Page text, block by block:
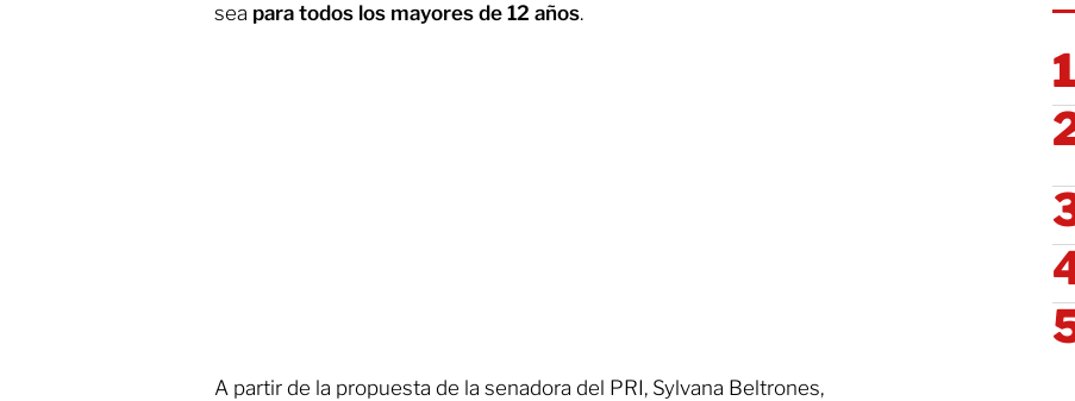
sea para todos los mayores de 12 años.
A partir de la propuesta de la senadora del PRI, Sylvana Beltrones,